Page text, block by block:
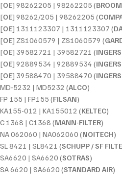
[OE] 98262205 | 98262205 (
[OE] 98262/205 | 98262205 (
[OE] 1311123307 | 1311123307 (
[OE] ZS1060579 | ZS1060579 (
[OE] 39582721 | 39582721 (
[OE] 92889534 | 92889534 (
[OE] 39588470 | 39588470 (
MD-5232 | MD5232 (ALCO)
FP 155 | FP155 (FILSAN)
KA155-012 | KA155012 (KELTEC)
C 1368 | C1368 (MANN-FILTER)
NA 062060 | NA062060 (NOITECH)
SL 8421 | SL8421 (SCHUPP / SF
SA6620 | SA6620 (SOTRAS)
SA 6620 | SA6620 (STANDARD AIR)